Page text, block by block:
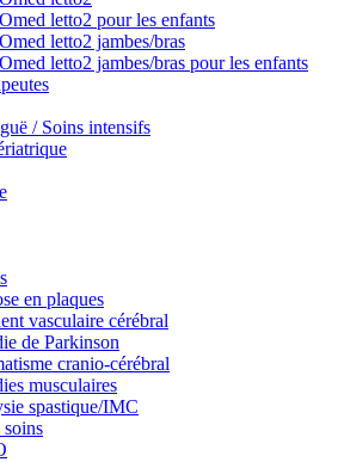
letto2 pour les enfants
letto2 jambes/bras
letto2 jambes/bras pour les enfants
/ Soins intensifs
en plaques
vasculaire cérébral
de Parkinson
cranio-cérébral
musculaires
spastique/IMC